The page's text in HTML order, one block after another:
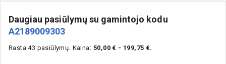
Daugiau pasiūlymų su gamintojo kodu
A2189009303
Rasta 43 pasiūlymų. Kaina: 50,00 € - 199,75 €.